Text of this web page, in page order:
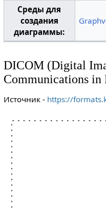
Среды для
создания
диаграммы:
DICOM (Digital
Communications in
Источник - https://